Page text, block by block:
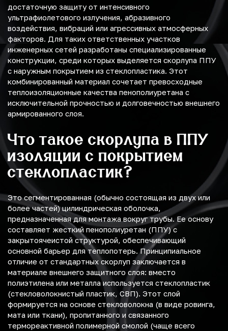
достаточную защиту от интенсивного
ультрафиолетового излучения, абразивного
воздействия, вибраций или агрессивных атмосферных
факторов. Для таких ответственных участков
инженерных сетей разработаны специализированные
конструкции, среди которых выделяется скорлупа ППУ
с наружным покрытием из стеклопластика. Этот
комбинированный материал сочетает превосходные
теплоизоляционные качества пенополиуретана с
исключительной прочностью и долговечностью внешнего
армированного слоя.
Что такое скорлупа в ППУ
изоляции с покрытием
стеклопластик?
Это сегментированная (обычно состоящая из двух или
более частей) цилиндрическая оболочка,
предназначенная для монтажа вокруг трубы. Ее основу
составляет жесткий пенополиуретан (ППУ) с
закрытоячеистой структурой, обеспечивающий
основной барьер для теплопотерь. Принципиальное
отличие от стандартных скорлуп заключается в
материале внешнего защитного слоя: вместо
полиэтилена или металла используется стеклопластик
(стекловолокнистый пластик, СВП). Этот слой
формируется на основе стекловолокна (в виде ровинга,
мата или ткани), пропитанного и связанного
термореактивной полимерной смолой (чаще всего